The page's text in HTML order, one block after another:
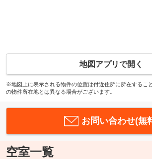
地図アプリで開く
※地図上に表示される物件の位置は付近住所に所在するこ
の物件所在地とは異なる場合がございます。
お問い合わせ(無
空室一覧